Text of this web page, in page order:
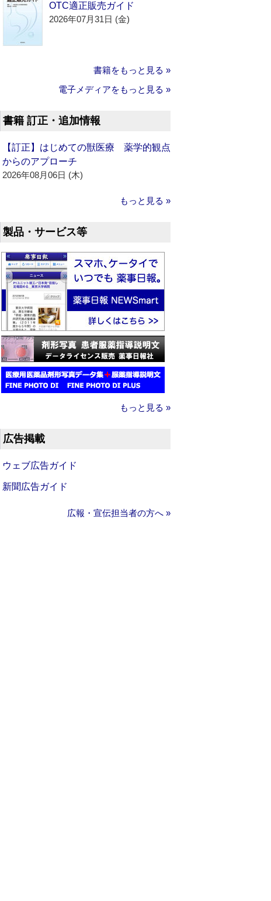
OTC適正販売ガイド
2026年07月31日 (金)
書籍をもっと見る »
電子メディアをもっと見る »
書籍 訂正・追加情報
【訂正】はじめての獣医療 薬学的観点
からのアプローチ
2026年08月06日 (木)
もっと見る »
製品・サービス等
もっと見る »
広告掲載
ウェブ広告ガイド
新聞広告ガイド
広報・宣伝担当者の方へ »